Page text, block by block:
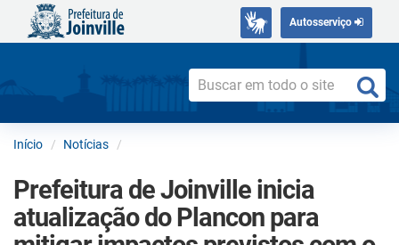
Autosserviço
Início Notícias
Prefeitura de Joinville inicia
atualização do Plancon para